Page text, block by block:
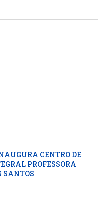
CENTRO DE
PROFESSORA
SANTOS